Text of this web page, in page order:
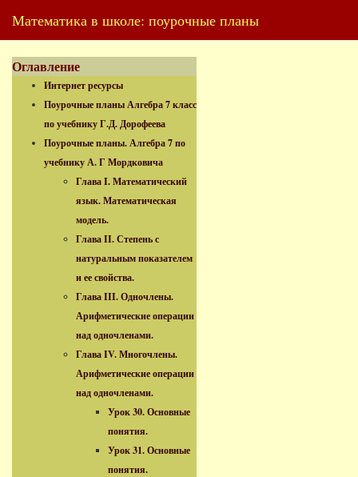
Математика в школе: поурочные планы
Оглавление
Интернет ресурсы
Поурочные планы Алгебра 7 класс
по учебнику Г.Д. Дорофеева
Поурочные планы. Алгебра 7 по
учебнику А. Г Мордковича
Глава I. Математический
язык. Математическая
модель.
Глава II. Степень с
натуральным показателем
и ее свойства.
Глава III. Одночлены.
Арифметические операции
над одночленами.
Глава IV. Многочлены.
Арифметические операции
над одночленами.
Урок 30. Основные
понятия.
Урок 31. Основные
понятия.